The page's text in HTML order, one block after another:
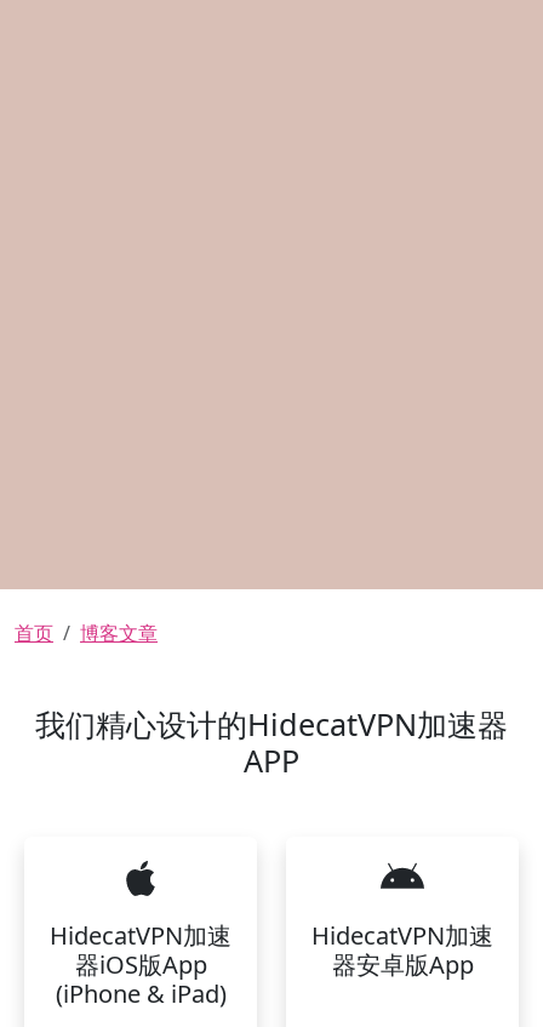
面包屑
首页 博客文章
我们精心设计的HidecatVPN加速器
APP
HidecatVPN加速
器iOS版App
(iPhone & iPad)
HidecatVPN加速
器安卓版App